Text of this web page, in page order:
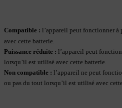
Compatible : l’appareil peut fonctionner à
avec cette batterie.
Puissance réduite : l’appareil peut
lorsqu’il est utilisé avec cette batterie.
Non compatible : l’appareil ne peut
ou pas du tout lorsqu’il est utilisé avec